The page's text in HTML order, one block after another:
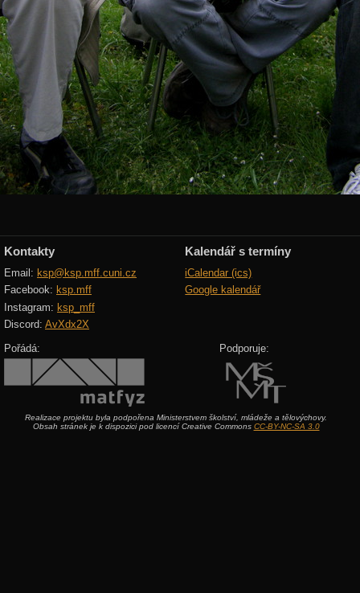
Kontakty
Email: ksp@ksp.mff.cuni.cz
Facebook: ksp.mff
Instagram: ksp_mff
Discord: AvXdx2X
Kalendář s termíny
iCalendar (ics)
Google kalendář
Pořádá: Podporuje:
Realizace projektu byla podpořena Ministerstvem školství, mládeže a tělovýchovy.
Obsah stránek je k dispozici pod licencí Creative Commons CC-BY-NC-SA 3.0